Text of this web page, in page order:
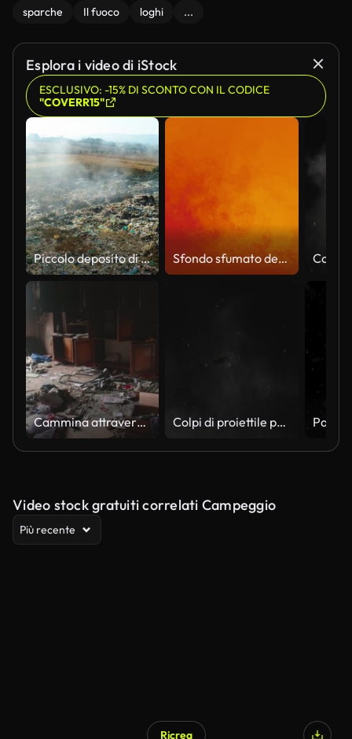
sparche Il fuoco loghi ...
Esplora i video di iStock
ESCLUSIVO: -15% DI SCONTO CON IL CODICE
"COVERR15"
Piccolo deposito di spazzatura in fiamme dalla vista aerea Sfondo sfumato dell'immagine della fiamma rossa e arancione
Cammina attraverso un appartamento in rovina e bruciato dopo essere stato colpito da un missile russo Colpi di proiettile polverosi su un muro, esplosione di polvere bianca Elementi VFX.
Video stock gratuiti correlati Campeggio
Più recente
Ricrea